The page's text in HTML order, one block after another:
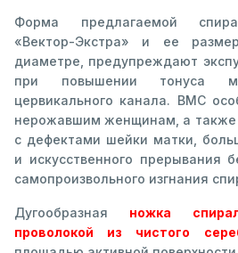
Форма предлагаемой
«Вектор-Экстра» и ее
диаметре, предупреждают
при повышении тонуса
цервикального канала. ВМС
нерожавшим женщинам, а
с дефектами шейки матки,
и искусственного прерывания
самопроизвольного изгнания
Дугообразная ножка
проволокой из чистого